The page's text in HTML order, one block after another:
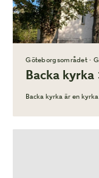
Göteborgsområdet ·
Backa kyrka
Backa kyrka är en